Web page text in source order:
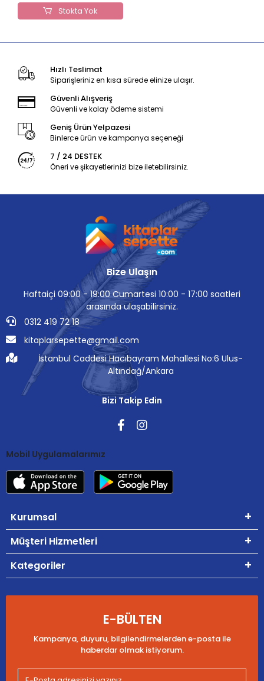
Stokta Yok
Hızlı Teslimat
Siparişleriniz en kısa sürede elinize ulaşır.
Güvenli Alışveriş
Güvenli ve kolay ödeme sistemi
Geniş Ürün Yelpazesi
Binlerce ürün ve kampanya seçeneği
7 / 24 DESTEK
Öneri ve şikayetlerinizi bize iletebilirsiniz.
Bize Ulaşın
Haftaiçi 09:00 - 19:00 Cumartesi 10:00 - 17:00 saatleri
arasında ulaşabilirsiniz.
0312 419 72 18
kitaplarsepette@gmail.com
İstanbul Caddesi Hacıbayram Mahallesi No:6 Ulus-
Altındağ/Ankara
Bizi Takip Edin
Mobil Uygulamalarımız
Kurumsal
Müşteri Hizmetleri
Kategoriler
E-BÜLTEN
Kampanya, duyuru, bilgilendirmelerden e-posta ile
haberdar olmak istiyorum.